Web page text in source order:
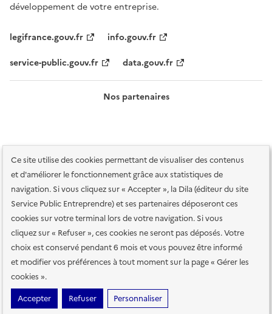
Ce site utilise des cookies permettant de visualiser des contenus
et d'améliorer le fonctionnement grâce aux statistiques de
navigation. Si vous cliquez sur « Accepter », la Dila (éditeur du site
Service Public Entreprendre) et ses partenaires déposeront ces
cookies sur votre terminal lors de votre navigation. Si vous
cliquez sur « Refuser », ces cookies ne seront pas déposés. Votre
choix est conservé pendant 6 mois et vous pouvez être informé
et modifier vos préférences à tout moment sur la page « Gérer les
cookies ».
Accepter
Refuser Personnaliser
développement de votre entreprise.
legifrance.gouv.fr
info.gouv.fr
service-public.gouv.fr
data.gouv.fr
Nos partenaires
Plan du site Accessibilité : totalement conforme
Accessibilité des
services en ligne
Mentions légales Données personnelles et sécurité
Conditions générales d'utilisation
Gestion des cookies
Paramètres d'affichage
Sauf mention contraire, tous les contenus de ce site sont sous
etalab-2.0